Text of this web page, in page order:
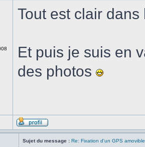
Tout est clair
Et puis je suis en
des photos
Sujet du message : Re: Fixation d'un GPS amovible